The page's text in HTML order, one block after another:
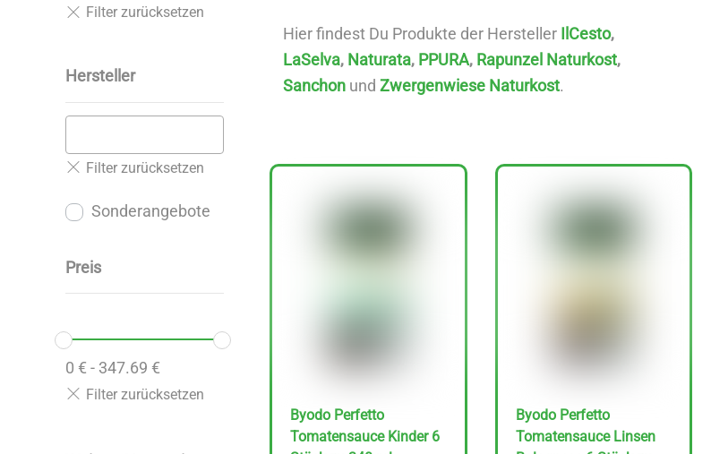
Hersteller
Sonderangebote
Preis
0 € - 347.69 €
Hier findest Du Produkte der Hersteller IlCesto,
LaSelva, Naturata, PPURA, Rapunzel Naturkost,
Sanchonund Zwergenwiese Naturkost.
Byodo Perfetto
Tomatensauce Kinder 6
Byodo Perfetto
Tomatensauce Linsen